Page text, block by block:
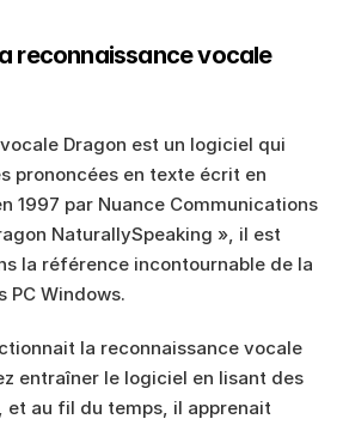
reconnaissance vocale
Dragon est un logiciel qui
prononcées en texte écrit en
1997 par Nuance Communications
NaturallySpeaking », il est
la référence incontournable de la
PC Windows.
la reconnaissance vocale
entraîner le logiciel en lisant des
et au fil du temps, il apprenait